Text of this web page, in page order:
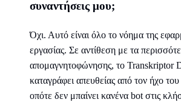
συναντήσεις μου;
Όχι. Αυτό είναι όλο το νόημα της
εργασίας. Σε αντίθεση με τα
απομαγνητοφώνησης, το Transkriptor
καταγράφει απευθείας από τον ήχο
οπότε δεν μπαίνει κανένα bot στις